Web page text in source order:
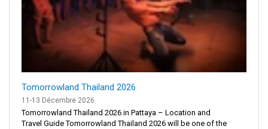
Tomorrowland Thailand 2026
11-13 Décembre 2026
Tomorrowland Thailand 2026 in Pattaya – Location and
Travel Guide Tomorrowland Thailand 2026 will be one of the